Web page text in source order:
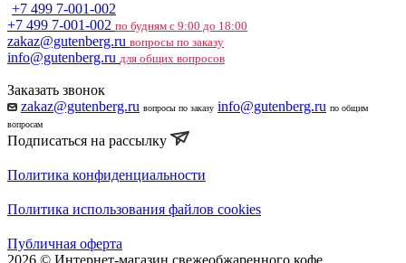
+7 499 7-001-002
+7 499 7-001-002 по будням с 9:00 до 18:00
zakaz@gutenberg.ru вопросы по заказу
info@gutenberg.ru для общих вопросов
Заказать звонок
zakaz@gutenberg.ru вопросы по заказу info@gutenberg.ru по общим
вопросам
Подписаться на рассылку
Политика конфиденциальности
Политика использования файлов cookies
Публичная оферта